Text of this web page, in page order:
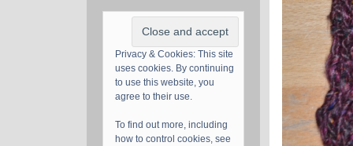
Privacy & Cookies: This site
uses cookies. By continuing
to use this website, you
agree to their use.
To find out more, including
how to control cookies, see